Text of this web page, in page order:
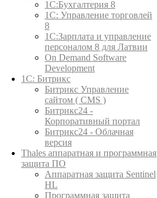
1С:Бухгалтерия 8
1C: Управление торговлей
8
1С:Зарплата и управление
персоналом 8 для Латвии
On Demand Software
Development
1С: Битрикс
Битрикс Управление
сайтом ( CMS )
Битрикс24 -
Корпоративный портал
Битрикс24 - Облачная
версия
Thales аппаратная и программная
защита ПО
Аппаратная защита Sentinel
HL
Программная защита